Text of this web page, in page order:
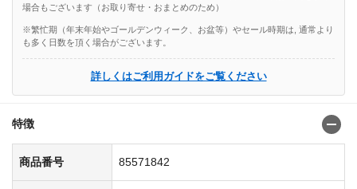
場合もございます（お取り寄せ・おまとめのため）
※繁忙期（年末年始やゴールデンウィーク、お盆等）やセール時期は, 通常より
も多く日数を頂く場合がございます。
詳しくはご利用ガイドをご覧ください
特徴
商品番号 85571842